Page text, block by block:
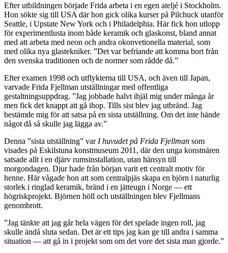
Efter utbildningen började Frida arbeta i en egen ateljé i Stockholm.
Hon sökte sig till USA där hon gick olika kurser på Pilchuck utanför
Seattle, i Upstate New York och i Philadelphia. Här fick hon utlopp
för experimentlusta inom både keramik och glaskonst, bland annat
med att arbeta med neon och andra okonvetionella material, som
med olika nya glastekniker. ”Det var befriande att komma bort från
den svenska traditionen och de normer som rådde då.”
Efter examen 1998 och utflykterna till USA, och även till Japan,
varvade Frida Fjellman utställningar med offentliga
gestaltningsuppdrag. ”Jag jobbade halvt ihjäl mig under många år
men fick det knappt att gå ihop. Tills sist blev jag utbränd. Jag
bestämde mig för att satsa på en sista utställning. Om det inte hände
något då så skulle jag lägga av.”
Denna ”sista utställning” var I huvudet på Frida Fjellman som
visades på Eskilstuna konstmuseum 2011, där den unga konstnären
satsade allt i en djärv rumsinstallation, utan hänsyn till
morgondagen. Djur hade från början varit ett centralt motiv för
henne. Här vågade hon att som centralpjäs skapa en björn i naturlig
storlek i ringlad keramik, bränd i en jätteugn i Norge — ett
högriskprojekt. Björnen höll och utställningen blev Fjellmans
genombrott.
”Jag tänkte att jag går hela vägen för det spelade ingen roll, jag
skulle ändå sluta sedan. Det är ett tips jag kan ge till andra i samma
situation — att gå in i projekt som om det vore det sista man gjorde.”